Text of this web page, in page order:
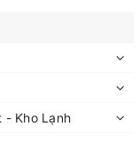
- Kho Lạnh